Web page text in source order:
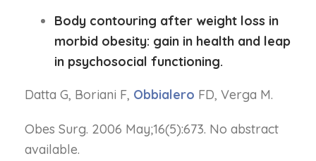
Body contouring after weight loss in
morbid obesity: gain in health and leap
in psychosocial functioning.
Datta G, Boriani F, Obbialero FD, Verga M.
Obes Surg. 2006 May;16(5):673. No abstract
available.